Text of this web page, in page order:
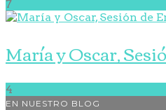
7
María y Oscar,
4
EN NUESTRO BLOG